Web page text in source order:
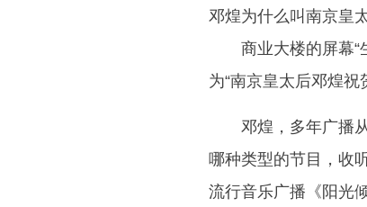
邓煌为什么叫南京皇
商业大楼的屏幕
为“南京皇太后邓煌
邓煌，多年广播
哪种类型的节目，收
流行音乐广播《阳光